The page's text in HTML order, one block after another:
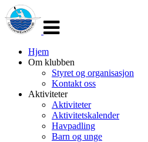
navigasjon
Hjem
Om klubben
Styret og organisasjon
Kontakt oss
Aktiviteter
Aktiviteter
Aktivitetskalender
Havpadling
Barn og unge